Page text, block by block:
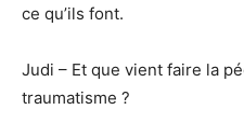
ce qu’ils font.
Judi – Et que vient faire la
traumatisme ?